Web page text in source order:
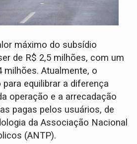
máximo do subsídio
de R$ 2,5 milhões, com um
milhões. Atualmente, o
equilibrar a diferença
operação e a arrecadação
pagas pelos usuários, de
da Associação Nacional
(ANTP).